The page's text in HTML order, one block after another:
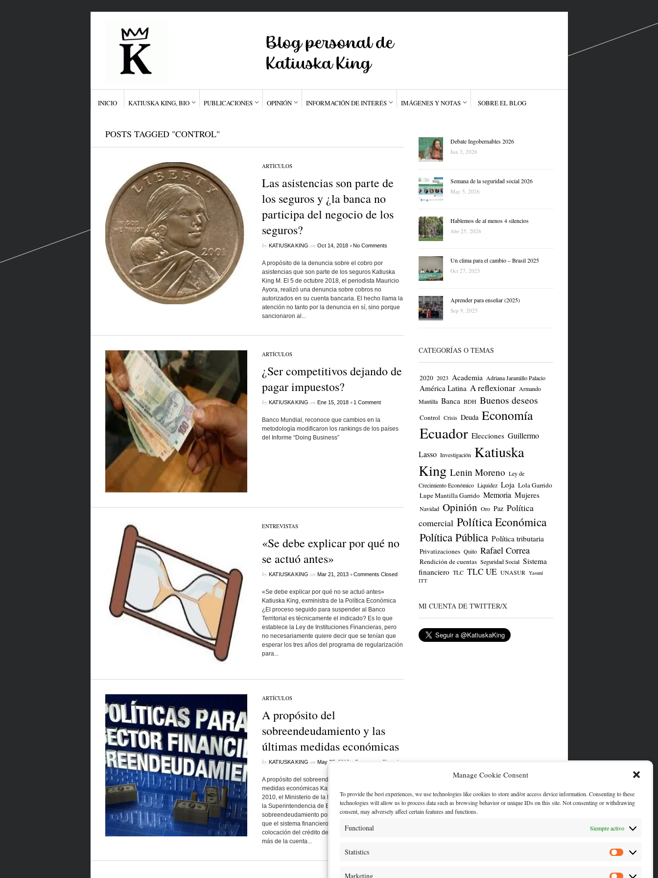
Manage Cookie Consent
To provide the best experiences, we use technologies like cookies to store and/or access device information. Consenting to these
technologies will allow us to process data such as browsing behavior or unique IDs on this site. Not consenting or withdrawing
consent, may adversely affect certain features and functions.
Functional Siempre activo
Statistics Statistics
Marketing
INICIO KATIUSKA KING, BIO PUBLICACIONES OPINIÓN INFORMACIÓN DE INTERÉS IMÁGENES Y NOTAS SOBRE EL BLOG
POSTS TAGGED "CONTROL"
ARTÍCULOS
Las asistencias son parte de
los seguros y ¿la banca no
participa del negocio de los
seguros?
by KATIUSKA KING on Oct 14, 2018 •No Comments
A propósito de la denuncia sobre el cobro por
asistencias que son parte de los seguros Katiuska
King M. El 5 de octubre 2018, el periodista Mauricio
Ayora, realizó una denuncia sobre cobros no
autorizados en su cuenta bancaria. El hecho llama la
atención no tanto por la denuncia en sí, sino porque
sancionaron al...
ARTÍCULOS
¿Ser competitivos dejando de
pagar impuestos?
by KATIUSKA KING on Ene 15, 2018 • 1 Comment
Banco Mundial, reconoce que cambios en la
metodología modificaron los rankings de los países
del Informe “Doing Business”
ENTREVISTAS
«Se debe explicar por qué no
se actuó antes»
by KATIUSKA KING on Mar 21, 2013 •Comments Closed
«Se debe explicar por qué no se actuó antes»
Katiuska King, exministra de la Política Económica
¿El proceso seguido para suspender al Banco
Territorial es técnicamente el indicado? Es lo que
establece la Ley de Instituciones Financieras, pero
no necesariamente quiere decir que se tenían que
esperar los tres años del programa de regularización
para...
ARTÍCULOS
A propósito del
sobreendeudamiento y las
últimas medidas económicas
by KATIUSKA KING on May 27, 2012 Comments Closed
A propósito del sobreendeudamiento y las últimas
medidas económicas Katiuska King M. A fines del
2010, el Ministerio de la Política Económica solicitó a
la Superintendencia de Bancos un estudio de
sobreendeudamiento porque teníamos indicios de
que el sistema financiero estaba aumentando la
colocación del crédito de consumo y endeudando
más de la cuenta...
Debate Ingobernables 2026
Jun 3, 2026
Semana de la seguridad social 2026
May 5, 2026
Hablemos de al menos 4 silencios
Abr 25, 2026
Un clima para el cambio – Brasil 2025
Oct 27, 2025
Aprender para enseñar (2025)
Sep 9, 2025
CATEGORÍAS O TEMAS
2020 2023 Academia Adriana Jaramillo Palacio
América Latina A reflexionar Armando
Mantilla Banca BDH Buenos deseos
Control Crisis Deuda Economía
Ecuador Elecciones Guillermo
Lasso Investigación Katiuska
King Lenin Moreno Ley de
Crecimiento Económico Liquidez Loja Lola Garrido
Lupe Mantilla Garrido Memoria Mujeres
Navidad Opinión Oro Paz Política
comercial Política Económica
Política Pública Política tributaria
Privatizaciones Quito Rafael Correa
Rendición de cuentas Seguridad Social Sistema
financiero TLC TLC UE UNASUR Yasuní
ITT
MI CUENTA DE TWITTER/X